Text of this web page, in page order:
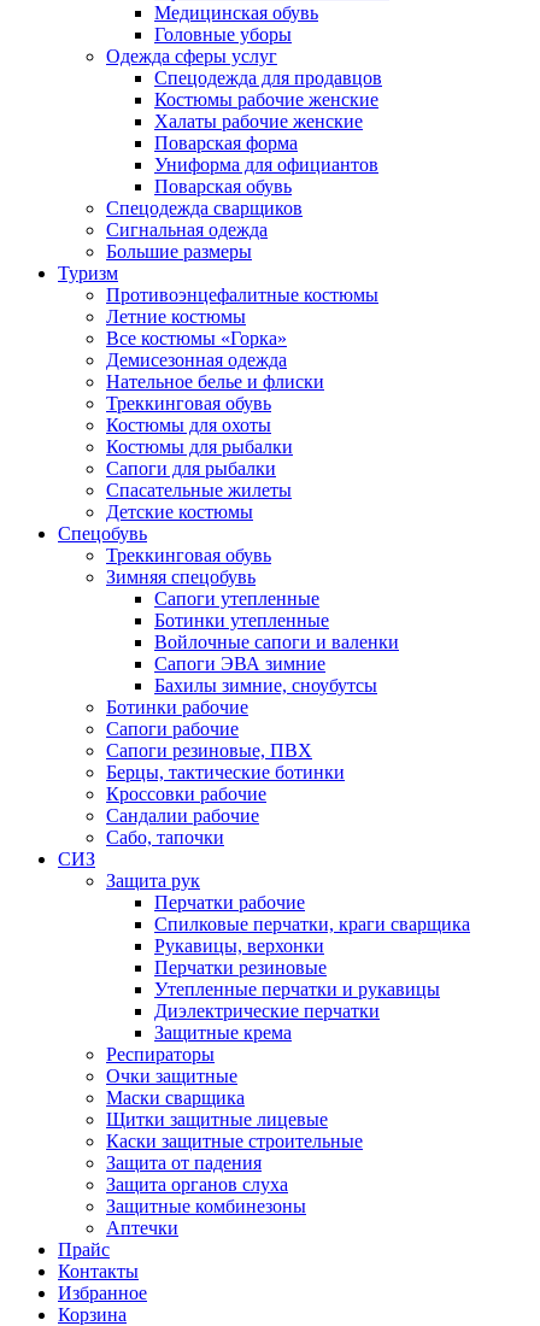
Медицинская обувь
Головные уборы
Одежда сферы услуг
Спецодежда для продавцов
Костюмы рабочие женские
Халаты рабочие женские
Поварская форма
Униформа для официантов
Поварская обувь
Спецодежда сварщиков
Сигнальная одежда
Большие размеры
Туризм
Противоэнцефалитные костюмы
Летние костюмы
Все костюмы «Горка»
Демисезонная одежда
Нательное белье и флиски
Треккинговая обувь
Костюмы для охоты
Костюмы для рыбалки
Сапоги для рыбалки
Спасательные жилеты
Детские костюмы
Спецобувь
Треккинговая обувь
Зимняя спецобувь
Сапоги утепленные
Ботинки утепленные
Войлочные сапоги и валенки
Сапоги ЭВА зимние
Бахилы зимние, сноубутсы
Ботинки рабочие
Сапоги рабочие
Сапоги резиновые, ПВХ
Берцы, тактические ботинки
Кроссовки рабочие
Сандалии рабочие
Сабо, тапочки
СИЗ
Защита рук
Перчатки рабочие
Спилковые перчатки, краги сварщика
Рукавицы, верхонки
Перчатки резиновые
Утепленные перчатки и рукавицы
Диэлектрические перчатки
Защитные крема
Респираторы
Очки защитные
Маски сварщика
Щитки защитные лицевые
Каски защитные строительные
Защита от падения
Защита органов слуха
Защитные комбинезоны
Аптечки
Прайс
Контакты
Избранное
Корзина